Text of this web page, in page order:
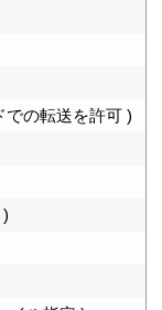
での転送を許可 )
)